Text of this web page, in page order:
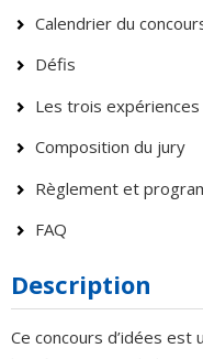
Calendrier du
Défis
Les trois expériences
Composition du jury
Règlement et
FAQ
Description
Ce concours d’idées est